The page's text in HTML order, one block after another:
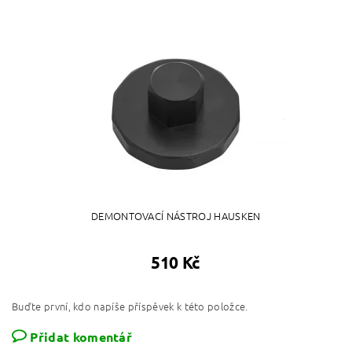
DEMONTOVACÍ NÁSTROJ HAUSKEN
510 Kč
Buďte první, kdo napíše příspěvek k této položce.
Přidat komentář